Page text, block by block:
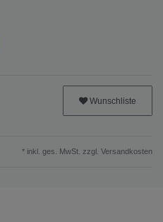
Wunschliste
* inkl. ges. MwSt. zzgl. Versandkosten